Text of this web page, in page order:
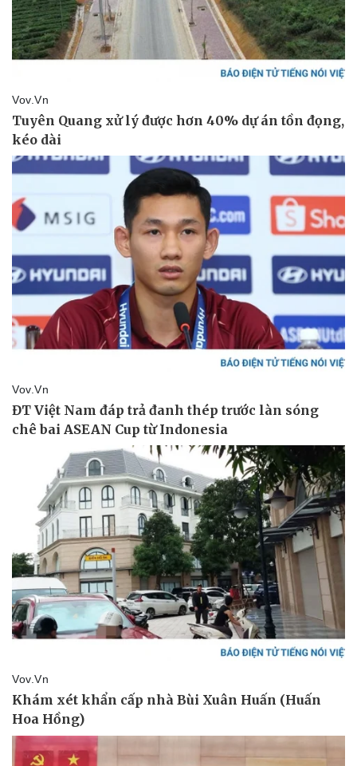
Tư vấn luật
Phân tích
Thể thao
Bóng đá
Lịch thi đấu bóng đá
Thế giới thể thao
Ô tô - Xe máy
Tư vấn